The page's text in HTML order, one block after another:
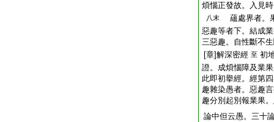
煩惱正發故。入見
八末
蘊處界者。
惡趣等者下。結成
三惡趣。自性斷不
[章]解深密經 至 初
證。成煩惱障及業
此即初擧經。經第
趣雜染愚者。惡趣
趣分別起別報業果
論中但云愚。三十